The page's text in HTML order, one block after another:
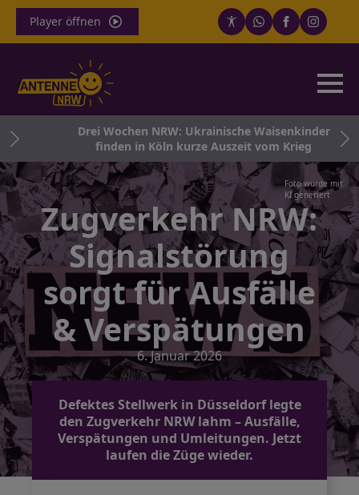
Player öffnen
Drei Wochen NRW: Ukrainische Waisenkinder
finden in Köln kurze Auszeit vom Krieg
Foto wurde mit
KI generiert
Zugverkehr NRW:
Signalstörung
sorgt für Ausfälle
& Verspätungen
6. Januar 2026
Defektes Stellwerk in Düsseldorf legte
den Zugverkehr NRW lahm – Ausfälle,
Verspätungen und Umleitungen. Jetzt
laufen die Züge wieder.